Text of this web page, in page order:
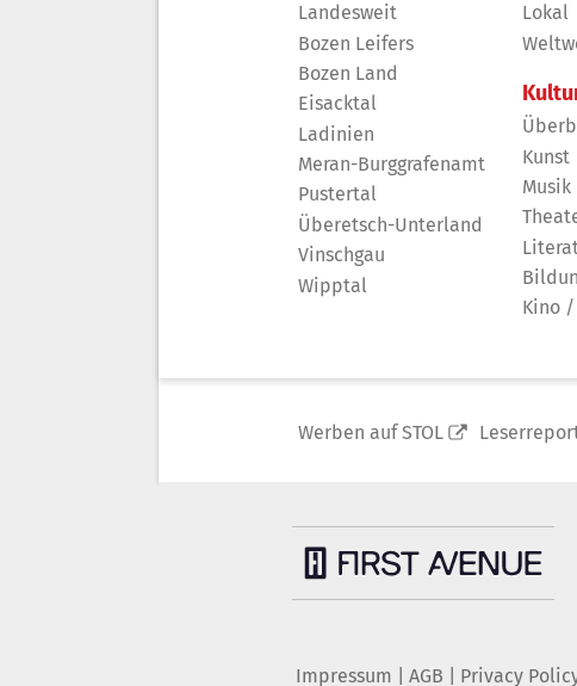
Landesweit
Bozen Leifers
Bozen Land
Eisacktal
Ladinien
Meran-Burggrafenamt
Pustertal
Überetsch-Unterland
Vinschgau
Wipptal
Lokal
Kunst
Musik
Kino /
Werben auf STOL
Impressum AGB Privacy